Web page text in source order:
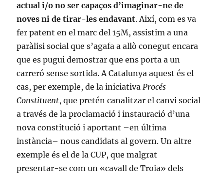
actual i/o no ser capaços d’imaginar-ne de
noves ni de tirar-les endavant. Així, com es va
fer patent en el marc del 15M, assistim a una
paràlisi social que s’agafa a allò conegut encara
que es pugui demostrar que ens porta a un
carreró sense sortida. A Catalunya aquest és el
cas, per exemple, de la iniciativaProcés
Constituent, que pretén canalitzar el canvi social
a través de la proclamació i instauració d’una
nova constitució i aportant –en última
instància– nous candidats al govern. Un altre
exemple és el de la CUP, que malgrat
presentar-se com un «cavall de Troia» dels